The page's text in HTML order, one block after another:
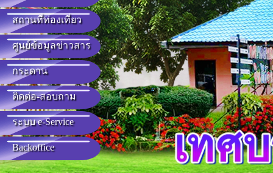
สถานที่ท่องเที่ยว
ศูนย์ข้อมูลข่าวสาร
กระดาน
ติดต่อ-สอบถาม
ระบบ e-Service
Backoffice